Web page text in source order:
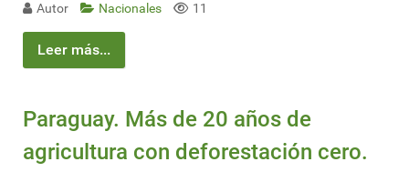
Autor Nacionales 11
Leer más...
Paraguay. Más de 20 años de
agricultura con deforestación cero.